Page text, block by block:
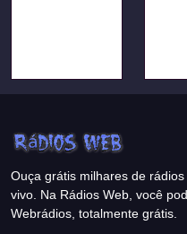
Ouça grátis milhares de
vivo. Na Rádios Web, você
Webrádios, totalmente grátis.